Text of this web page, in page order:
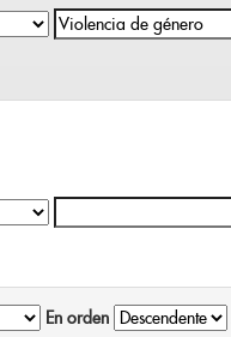
En orden